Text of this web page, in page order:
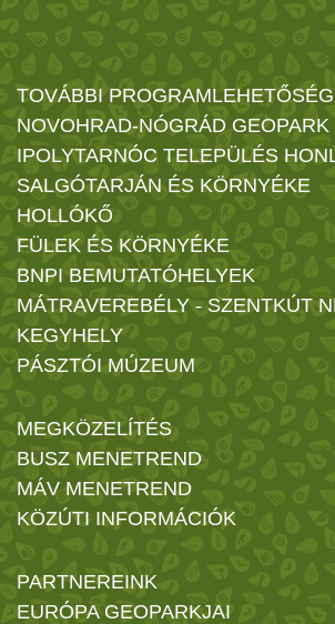
TOVÁBBI
NOVOHRAD-NÓGRÁD GEOPARK
IPOLYTARNÓC TELEPÜLÉS
SALGÓTARJÁN ÉS KÖRNYÉKE
HOLLÓKŐ
FÜLEK ÉS KÖRNYÉKE
BNPI BEMUTATÓHELYEK
MÁTRAVEREBÉLY - SZENTKÚT
KEGYHELY
PÁSZTÓI MÚZEUM
MEGKÖZELÍTÉS
BUSZ MENETREND
MÁV MENETREND
KÖZÚTI INFORMÁCIÓK
PARTNEREINK
EURÓPA GEOPARKJAI